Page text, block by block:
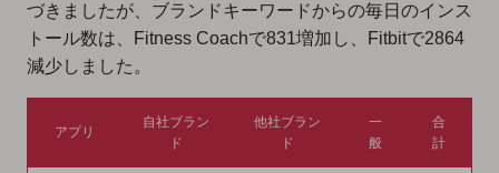
づきましたが、ブランドキーワードからの毎日のインス
トール数は、Fitness Coachで831増加し、Fitbitで2864
減少しました。
アプリ
自社ブラン
ド
他社ブラン
ド
一
般
合
計